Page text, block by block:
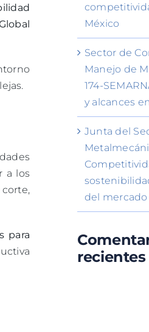
a los
para
México
Sector de
Manejo de
174-
y alcances
Junta del
del
recientes